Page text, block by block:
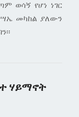
ወሳኝ የሆነ ነገር
መካከል ያለውን
ሃይማኖት